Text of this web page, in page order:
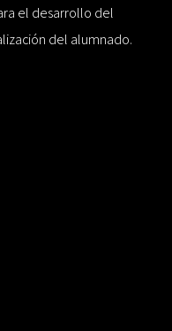
el desarrollo del
del alumnado.